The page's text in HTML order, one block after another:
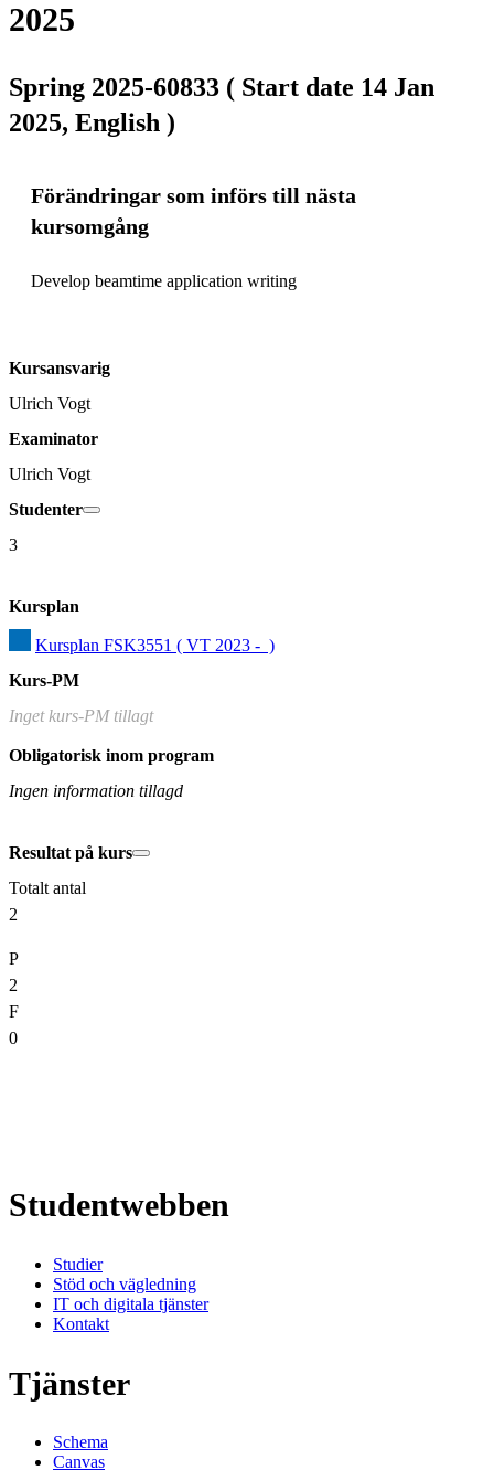
2025
Spring 2025-60833 ( Start date 14 Jan
2025, English )
Förändringar som införs till nästa
kursomgång
Develop beamtime application writing
Kursansvarig
Ulrich Vogt
Examinator
Ulrich Vogt
Studenter
3
Kursplan
Kursplan FSK3551 ( VT 2023 -  )
Kurs-PM
Inget kurs-PM tillagt
Obligatorisk inom program
Ingen information tillagd
Resultat på kurs
Totalt antal
2
P
2
F
0
Studentwebben
Studier
Stöd och vägledning
IT och digitala tjänster
Kontakt
Tjänster
Schema
Canvas